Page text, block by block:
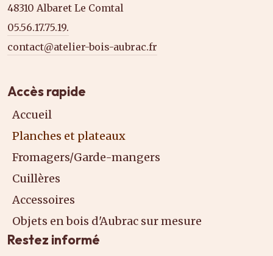
48310 Albaret Le Comtal
05.56.17.75.19.
contact@atelier-bois-aubrac.fr
Accès rapide
Accueil
Planches et plateaux
Fromagers/Garde-mangers
Cuillères
Accessoires
Objets en bois d'Aubrac sur mesure
Restez informé